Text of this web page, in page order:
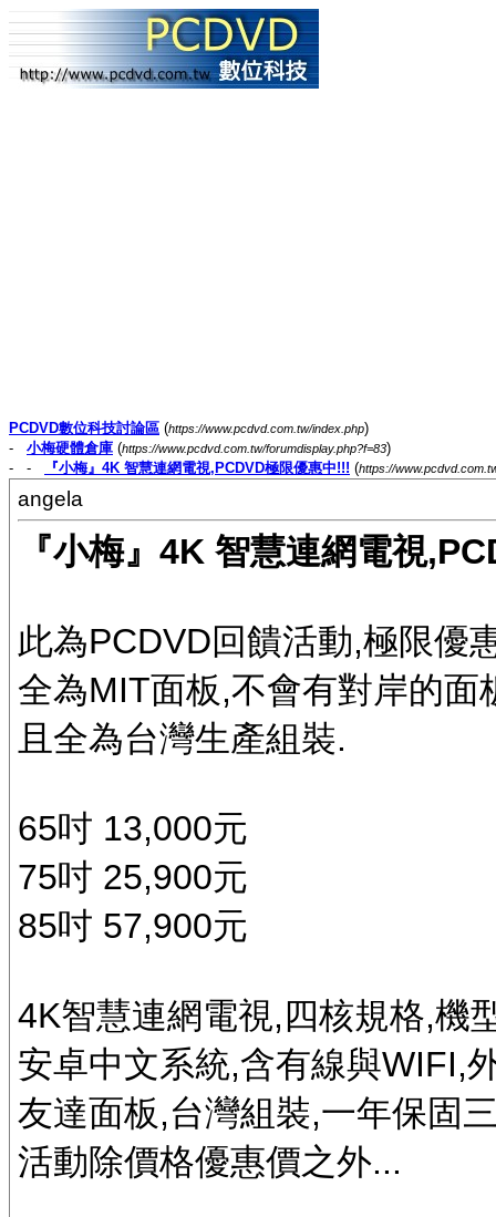
PCDVD數位科技討論區 (https://www.pcdvd.com.tw/index.php)
- 小梅硬體倉庫 (https://www.pcdvd.com.tw/forumdisplay.php?f=83)
- -
『小梅』4K 智慧連網電視,PCDVD極限優惠中!!! (https://
angela
『小梅』4K 智慧連網電視
此為PCDVD回饋活動,極限優
全為MIT面板,不會有對岸的面
且全為台灣生產組裝.
65吋 13,000元
75吋 25,900元
85吋 57,900元
4K智慧連網電視,四核規格,機
安卓中文系統,含有線與WIFI,
友達面板,台灣組裝,一年保固
活動除價格優惠價之外...